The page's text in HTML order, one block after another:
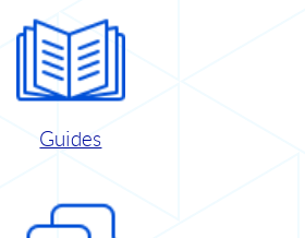
Guides